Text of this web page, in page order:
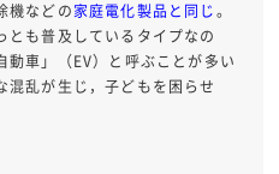
機などの家庭電化製品と同じ。
とも普及しているタイプなの
車」（EV）と呼ぶことが多い
混乱が生じ，子どもを困らせ